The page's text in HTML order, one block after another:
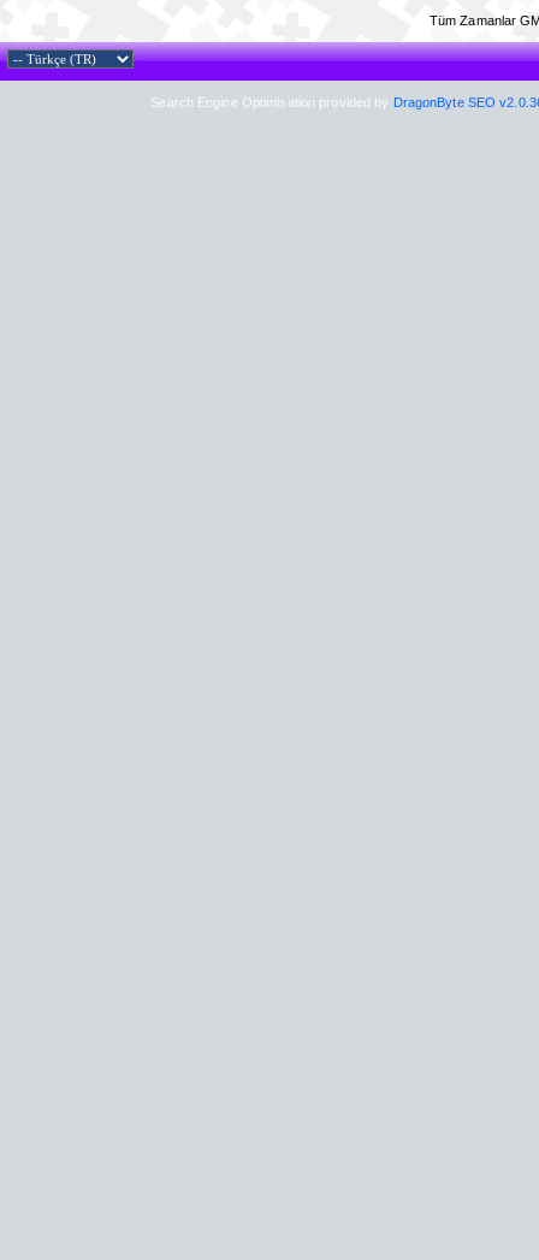
Tüm Zamanlar
Search Engine Optimisation provided by DragonByte SEO